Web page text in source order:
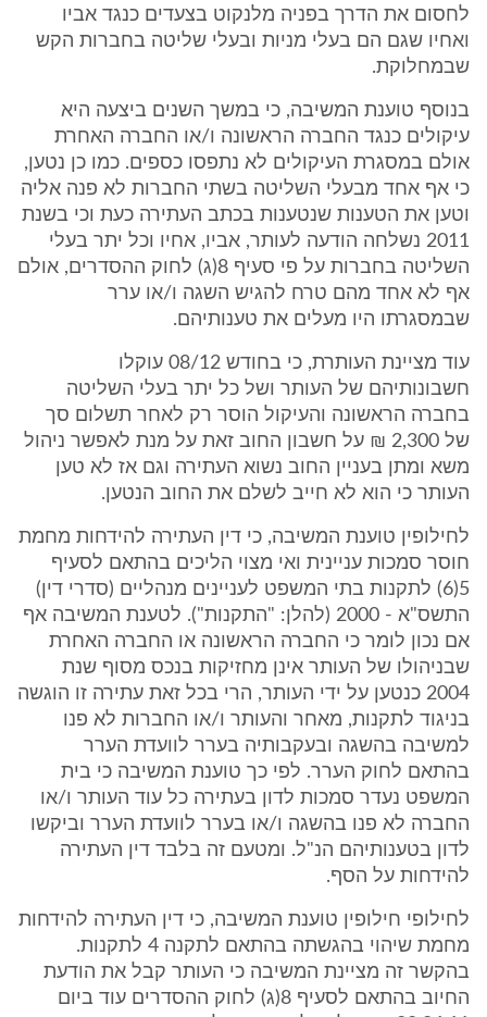
לחסום את הדרך בפניה מלנקוט בצעדים כנגד אביו
ואחיו שגם הם בעלי מניות ובעלי שליטה בחברות הקש
שבמחלוקת.
בנוסף טוענת המשיבה, כי במשך השנים ביצעה היא
עיקולים כנגד החברה הראשונה ו/או החברה האחרת
אולם במסגרת העיקולים לא נתפסו כספים. כמו כן נטען,
כי אף אחד מבעלי השליטה בשתי החברות לא פנה אליה
וטען את הטענות שנטענות בכתב העתירה כעת וכי בשנת
2011 נשלחה הודעה לעותר, אביו, אחיו וכל יתר בעלי
השליטה בחברות על פי סעיף 8(ג) לחוק ההסדרים, אולם
אף לא אחד מהם טרח להגיש השגה ו/או ערר
שבמסגרתו היו מעלים את טענותיהם.
עוד מציינת העותרת, כי בחודש 08/12 עוקלו
חשבונותיהם של העותר ושל כל יתר בעלי השליטה
בחברה הראשונה והעיקול הוסר רק לאחר תשלום סך
של 2,300 ₪ על חשבון החוב זאת על מנת לאפשר ניהול
משא ומתן בעניין החוב נשוא העתירה וגם אז לא טען
העותר כי הוא לא חייב לשלם את החוב הנטען.
לחילופין טוענת המשיבה, כי דין העתירה להידחות מחמת
חוסר סמכות עניינית ואי מצוי הליכים בהתאם לסעיף
5(6) לתקנות בתי המשפט לעניינים מנהליים (סדרי דין)
התשס"א - 2000 (להלן: "התקנות"). לטענת המשיבה אף
אם נכון לומר כי החברה הראשונה או החברה האחרת
שבניהולו של העותר אינן מחזיקות בנכס מסוף שנת
2004 כנטען על ידי העותר, הרי בכל זאת עתירה זו הוגשה
בניגוד לתקנות, מאחר והעותר ו/או החברות לא פנו
למשיבה בהשגה ובעקבותיה בערר לוועדת הערר
בהתאם לחוק הערר. לפי כך טוענת המשיבה כי בית
המשפט נעדר סמכות לדון בעתירה כל עוד העותר ו/או
החברה לא פנו בהשגה ו/או בערר לוועדת הערר וביקשו
לדון בטענותיהם הנ"ל. ומטעם זה בלבד דין העתירה
להידחות על הסף.
לחילופי חילופין טוענת המשיבה, כי דין העתירה להידחות
מחמת שיהוי בהגשתה בהתאם לתקנה 4 לתקנות.
בהקשר זה מציינת המשיבה כי העותר קבל את הודעת
החיוב בהתאם לסעיף 8(ג) לחוק ההסדרים עוד ביום